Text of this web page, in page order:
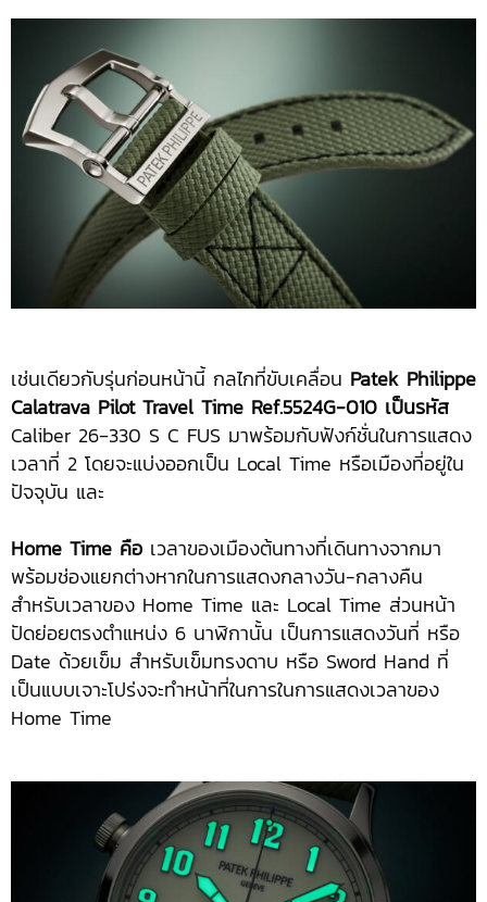
เช่นเดียวกับรุ่นก่อนหน้านี้ กลไกที่ขับเคลื่อน Patek Philippe
Calatrava Pilot Travel Time Ref.5524G-010 เป็นรหัส
Caliber 26‑330 S C FUS มาพร้อมกับฟังก์ชั่นในการแสดง
เวลาที่ 2 โดยจะแบ่งออกเป็น Local Time หรือเมืองที่อยู่ใน
ปัจจุบัน และ
Home Time คือ เวลาของเมืองต้นทางที่เดินทางจากมา
พร้อมช่องแยกต่างหากในการแสดงกลางวัน-กลางคืน
สำหรับเวลาของ Home Time และ Local Time ส่วนหน้า
ปัดย่อยตรงตำแหน่ง 6 นาฬิกานั้น เป็นการแสดงวันที่ หรือ
Date ด้วยเข็ม สำหรับเข็มทรงดาบ หรือ Sword Hand ที่
เป็นแบบเจาะโปร่งจะทำหน้าที่ในการในการแสดงเวลาของ
Home Time